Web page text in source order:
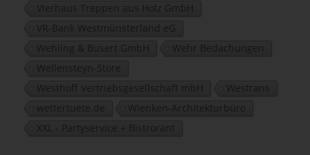
Vierhaus Treppen aus Holz GmbH
VR-Bank Westmünsterland eG
Wehling & Busert GmbH
Wehr Bedachungen
Wellensteyn-Store
Westhoff Vertriebsgesellschaft mbH
Westrans
wettertuete.de
Wienken-Architekturbüro
XXL - Partyservice + Bistrorant